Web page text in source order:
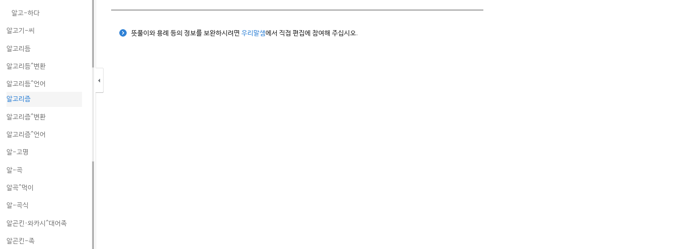
알고-하다
알고기-씨
알고리듬
알고리듬^변환
알고리듬^언어
알고리즘
알고리즘^변환
알고리즘^언어
알-고명
알-곡
알곡^먹이
알-곡식
알곤킨·와카시^대어족
알곤킨-족
뜻풀이와 용례 등의 정보를 보완하시려면 우리말샘에서 직접 편집에 참여해 주십시오.